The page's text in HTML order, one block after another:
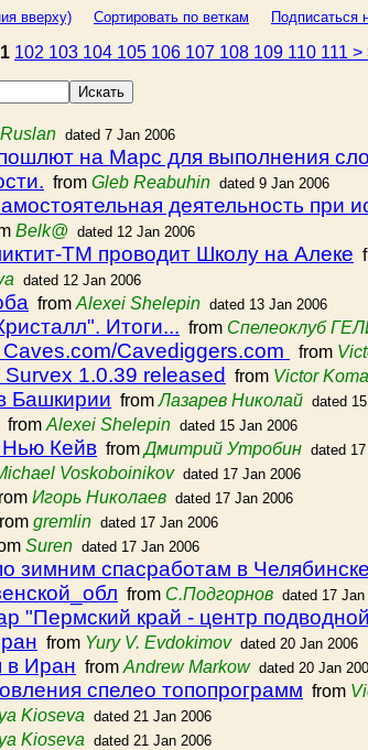
вверху) Сортировать по веткам Подписаться
102 103 104 105 106 107 108 109 110 111 >
Ruslan dated 7 Jan 2006
на Марс для выполнения
from Gleb Reabuhin dated 9 Jan 2006
деятельность при
Belk@ dated 12 Jan 2006
ТМ проводит Школу на Алеке
dated 12 Jan 2006
from Alexei Shelepin dated 13 Jan 2006
Итоги... from Спелеоклуб
Cavediggers.com from
1.0.39 released from Victor
Башкирии fromЛазарев Николай dated
from Alexei Shelepin dated 15 Jan 2006
Нью Кейв fromДмитрий Утробин dated
Voskoboinikov dated 17 Jan 2006
Игорь Николаев dated 17 Jan 2006
gremlin dated 17 Jan 2006
Suren dated 17 Jan 2006
зимним спасработам в
from С.Подгорнов dated 17 Jan
"Пермский край - центр
from Yury V. Evdokimov dated 20 Jan 2006
в Иран from Andrew Markow dated 20 Jan
спелео топопрограмм from
Kioseva dated 21 Jan 2006
Kioseva dated 21 Jan 2006